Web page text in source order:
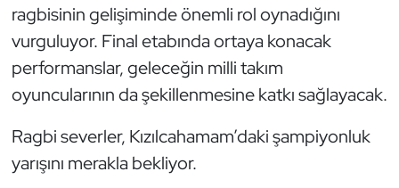
ragbisinin gelişiminde önemli rol oynadığını
vurguluyor. Final etabında ortaya konacak
performanslar, geleceğin milli takım
oyuncularının da şekillenmesine katkı sağlayacak.
Ragbi severler, Kızılcahamam’daki şampiyonluk
yarışını merakla bekliyor.
Optimist
Oryantiring
Özel Sporcular